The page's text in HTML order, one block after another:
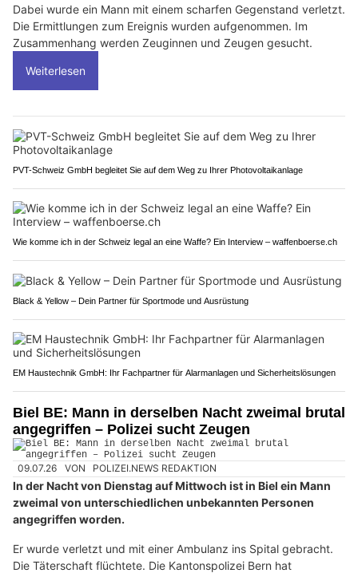
Dabei wurde ein Mann mit einem scharfen Gegenstand verletzt.
Die Ermittlungen zum Ereignis wurden aufgenommen. Im
Zusammenhang werden Zeuginnen und Zeugen gesucht.
Weiterlesen
PVT-Schweiz GmbH begleitet Sie auf dem Weg zu Ihrer Photovoltaikanlage
Wie komme ich in der Schweiz legal an eine Waffe? Ein Interview – waffenboerse.ch
Black & Yellow – Dein Partner für Sportmode und Ausrüstung
EM Haustechnik GmbH: Ihr Fachpartner für Alarmanlagen und Sicherheitslösungen
Biel BE: Mann in derselben Nacht zweimal brutal
angegriffen – Polizei sucht Zeugen
09.07.26 VON POLIZEI.NEWS REDAKTION
In der Nacht von Dienstag auf Mittwoch ist in Biel ein Mann
zweimal von unterschiedlichen unbekannten Personen
angegriffen worden.
Er wurde verletzt und mit einer Ambulanz ins Spital gebracht.
Die Täterschaft flüchtete. Die Kantonspolizei Bern hat